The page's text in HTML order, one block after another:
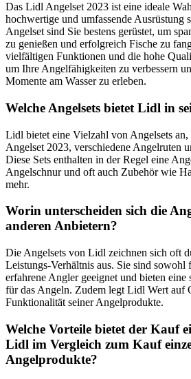
Das Lidl Angelset 2023 ist eine ideale
hochwertige und umfassende Ausrüstung
Angelset sind Sie bestens gerüstet, um
zu genießen und erfolgreich Fische zu
vielfältigen Funktionen und die hohe
um Ihre Angelfähigkeiten zu verbessern
Momente am Wasser zu erleben.
Welche Angelsets bietet Lidl in
Lidl bietet eine Vielzahl von Angelsets
Angelset 2023, verschiedene Angelruten
Diese Sets enthalten in der Regel eine
Angelschnur und oft auch Zubehör wie
mehr.
Worin unterscheiden sich die
anderen Anbietern?
Die Angelsets von Lidl zeichnen sich oft
Leistungs-Verhältnis aus. Sie sind
erfahrene Angler geeignet und bieten eine
für das Angeln. Zudem legt Lidl Wert auf
Funktionalität seiner Angelprodukte.
Welche Vorteile bietet der Kauf
Lidl im Vergleich zum Kauf
Angelprodukte?